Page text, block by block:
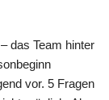
das Team hinter
vor. 5 Fragen